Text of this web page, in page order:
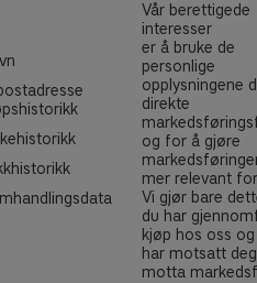
Vår berettigede
interesser
er å bruke de
personlige
opplysningene
direkte
og for å gjøre
mer relevant
Vi gjør bare
du har
kjøp hos oss
har motsatt
motta